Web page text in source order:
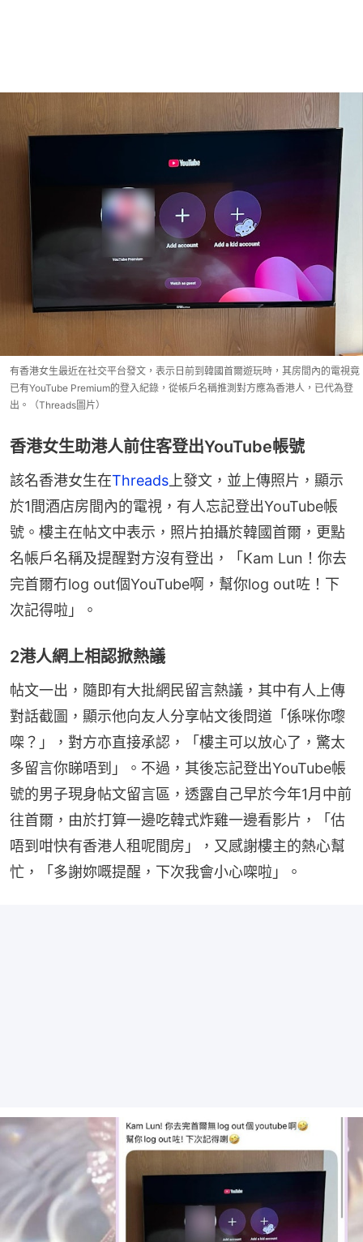
有香港女生最近在社交平台發文，表示日前到韓國首爾遊玩時，其房間內的電視竟
已有YouTube Premium的登入紀錄，從帳戶名稱推測對方應為香港人，已代為登
出。（Threads圖片）
香港女生助港人前住客登出YouTube帳號
該名香港女生在Threads 上發文，並上傳照片，顯示
於1間酒店房間內的電視，有人忘記登出YouTube帳
號。樓主在帖文中表示，照片拍攝於韓國首爾，更點
名帳戶名稱及提醒對方沒有登出，「Kam Lun！你去
完首爾冇log out個YouTube啊，幫你log out咗！下
次記得啦」。
2港人網上相認掀熱議
帖文一出，隨即有大批網民留言熱議，其中有人上傳
對話截圖，顯示他向友人分享帖文後問道「係咪你嚟
㗎？」，對方亦直接承認，「樓主可以放心了，驚太
多留言你睇唔到」。不過，其後忘記登出YouTube帳
號的男子現身帖文留言區，透露自己早於今年1月中前
往首爾，由於打算一邊吃韓式炸雞一邊看影片，「估
唔到咁快有香港人租呢間房」，又感謝樓主的熱心幫
忙，「多謝妳嘅提醒，下次我會小心㗎啦」。